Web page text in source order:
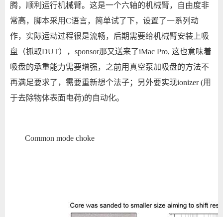
腾，顺利运行机械臂。这是一个六轴的机械臂，自由度非
常高，脚本采用C语言，简单试了下，设置了一系列动
作，实际运动过程很是流畅，后期需要给机械臂安装上吸
盘（抓取DUT），sponsor那又送来了iMac Pro, 这也意味着
吸盘的承重能力需要增强，之前用真空泵加吸盘的方法不
再满足要求了，需要重新想个法子；另外要实现ionizer (用
于去除物体表面电荷)的自动化。
Common mode choke